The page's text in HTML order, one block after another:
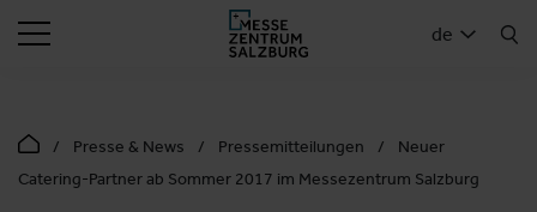
de
Presse & News Pressemitteilungen
Neuer
Catering-Partner ab Sommer 2017 im Messezentrum Salzburg